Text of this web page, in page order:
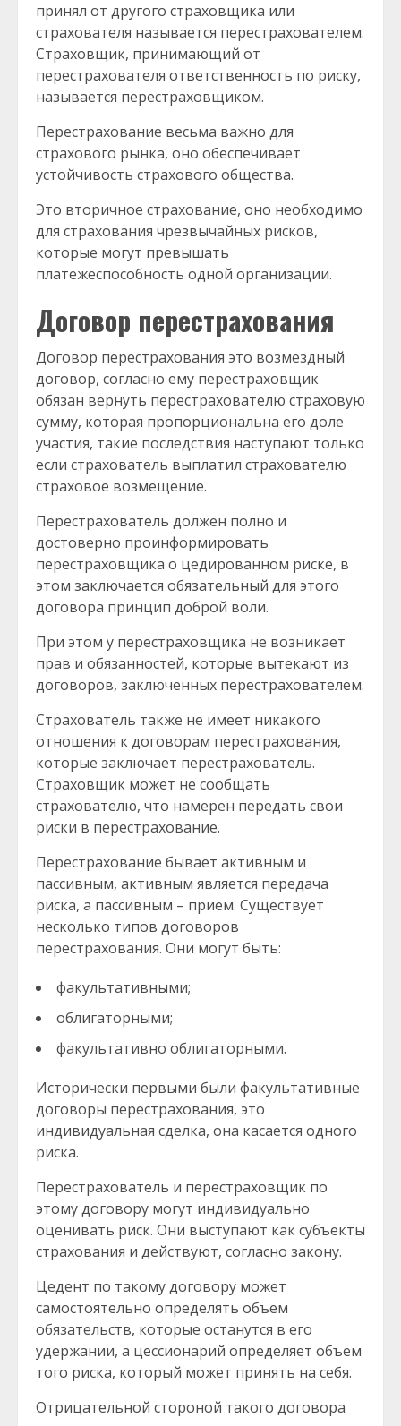
принял от другого страховщика или
страхователя называется перестрахователем.
Страховщик, принимающий от
перестрахователя ответственность по риску,
называется перестраховщиком.
Перестрахование весьма важно для
страхового рынка, оно обеспечивает
устойчивость страхового общества.
Это вторичное страхование, оно необходимо
для страхования чрезвычайных рисков,
которые могут превышать
платежеспособность одной организации.
Договор перестрахования
Договор перестрахования это возмездный
договор, согласно ему перестраховщик
обязан вернуть перестрахователю страховую
сумму, которая пропорциональна его доле
участия, такие последствия наступают только
если страхователь выплатил страхователю
страховое возмещение.
Перестрахователь должен полно и
достоверно проинформировать
перестраховщика о цедированном риске, в
этом заключается обязательный для этого
договора принцип доброй воли.
При этом у перестраховщика не возникает
прав и обязанностей, которые вытекают из
договоров, заключенных перестрахователем.
Страхователь также не имеет никакого
отношения к договорам перестрахования,
которые заключает перестрахователь.
Страховщик может не сообщать
страхователю, что намерен передать свои
риски в перестрахование.
Перестрахование бывает активным и
пассивным, активным является передача
риска, а пассивным – прием. Существует
несколько типов договоров
перестрахования. Они могут быть:
факультативными;
облигаторными;
факультативно облигаторными.
Исторически первыми были факультативные
договоры перестрахования, это
индивидуальная сделка, она касается одного
риска.
Перестрахователь и перестраховщик по
этому договору могут индивидуально
оценивать риск. Они выступают как субъекты
страхования и действуют, согласно закону.
Цедент по такому договору может
самостоятельно определять объем
обязательств, которые останутся в его
удержании, а цессионарий определяет объем
того риска, который может принять на себя.
Отрицательной стороной такого договора